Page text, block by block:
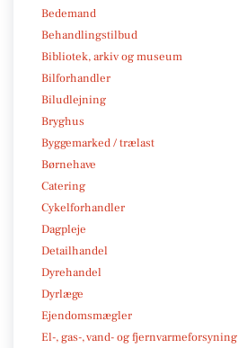
Bedemand
Behandlingstilbud
Bibliotek, arkiv og museum
Bilforhandler
Biludlejning
Bryghus
Byggemarked / trælast
Børnehave
Catering
Cykelforhandler
Dagpleje
Detailhandel
Dyrehandel
Dyrlæge
Ejendomsmægler
El-, gas-, vand- og fjernvarmeforsyning